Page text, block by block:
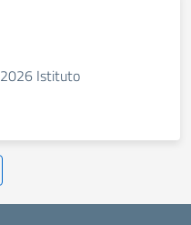
Istituto